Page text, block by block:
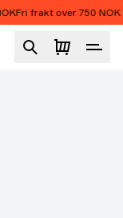
Fri frakt over 750 NOK